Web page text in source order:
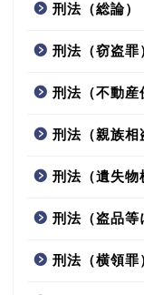
刑法（総論）
刑法（窃盗罪
刑法（不動産
刑法（親族相
刑法（遺失物
刑法（盗品等
刑法（横領罪